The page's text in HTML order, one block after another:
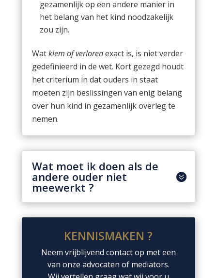
gezamenlijk op een andere manier in
het belang van het kind noodzakelijk
zou zijn.
Watklem of verlorenexact is, is niet verder
gedefinieerd in de wet. Kort gezegd houdt
het criterium in dat ouders in staat
moeten zijn beslissingen van enig belang
over hun kind in gezamenlijk overleg te
nemen.
Wat moet ik doen als de
andere ouder niet
meewerkt ?
KENNISMAKEN ?
Neem vrijblijvend contact op met een
van onze advocaten of mediators.